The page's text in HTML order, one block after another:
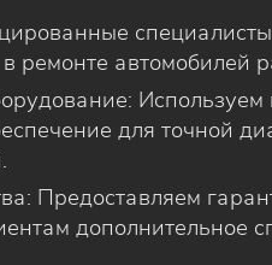
ремонте автомобилей
для точной
Предоставляем
дополнительное